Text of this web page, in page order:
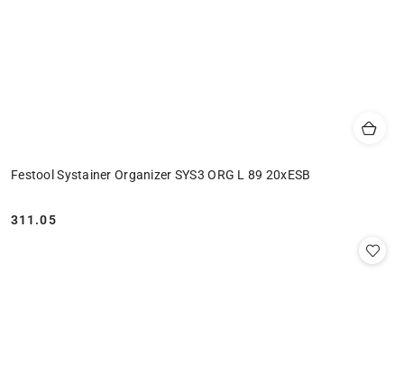
Festool Systainer Organizer SYS3 ORG L 89 20xESB
Cena:
311.05